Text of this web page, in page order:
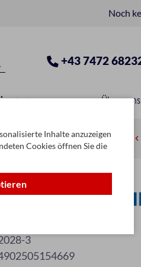
Noch
+43 7472
Über uns
blau
3
Inhalte anzuzeigen
Cookies öffnen Sie die